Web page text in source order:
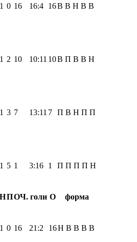
1 0 16 16:4 16В В Н В В
1 2 10 10:11 10В П В В Н
1 3 7 13:11 7 П В Н П П
1 5 1 3:16 1 П П П П Н
НПОЧ. голи О форма
1 0 16 21:2 16Н В В В В